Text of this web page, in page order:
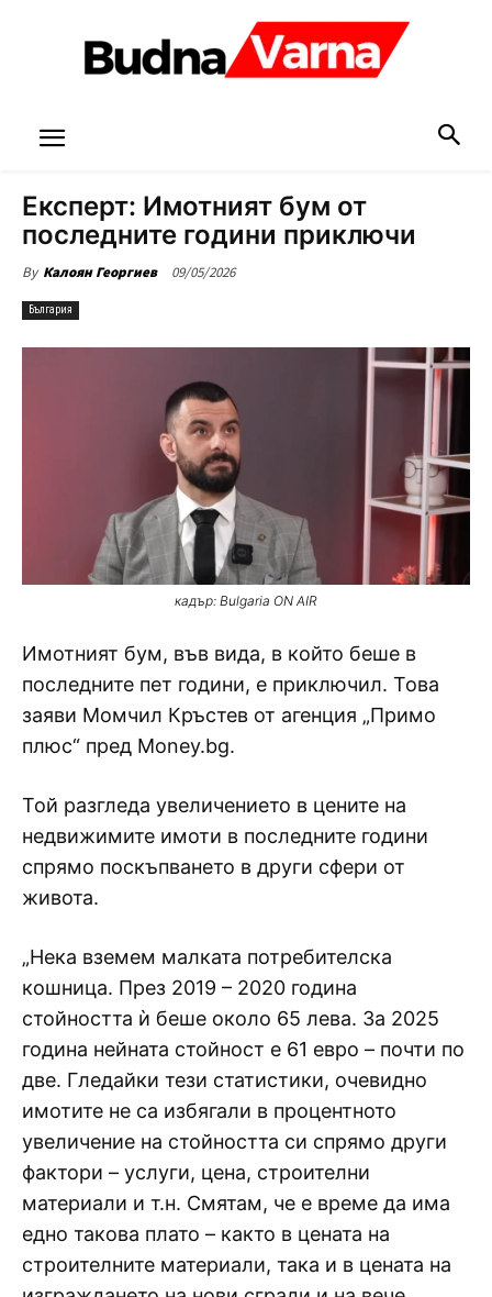
Експерт: Имотният бум от
последните години приключи
By Калоян Георгиев 09/05/2026
България
кадър: Bulgaria ON AIR
Имотният бум, във вида, в който беше в
последните пет години, е приключил. Това
заяви Момчил Кръстев от агенция „Примо
плюс“ пред Money.bg.
Той разгледа увеличението в цените на
недвижимите имоти в последните години
спрямо поскъпването в други сфери от
живота.
„Нека вземем малката потребителска
кошница. През 2019 – 2020 година
стойността ѝ беше около 65 лева. За 2025
година нейната стойност е 61 евро – почти по
две. Гледайки тези статистики, очевидно
имотите не са избягали в процентното
увеличение на стойността си спрямо други
фактори – услуги, цена, строителни
материали и т.н. Смятам, че е време да има
едно такова плато – както в цената на
строителните материали, така и в цената на